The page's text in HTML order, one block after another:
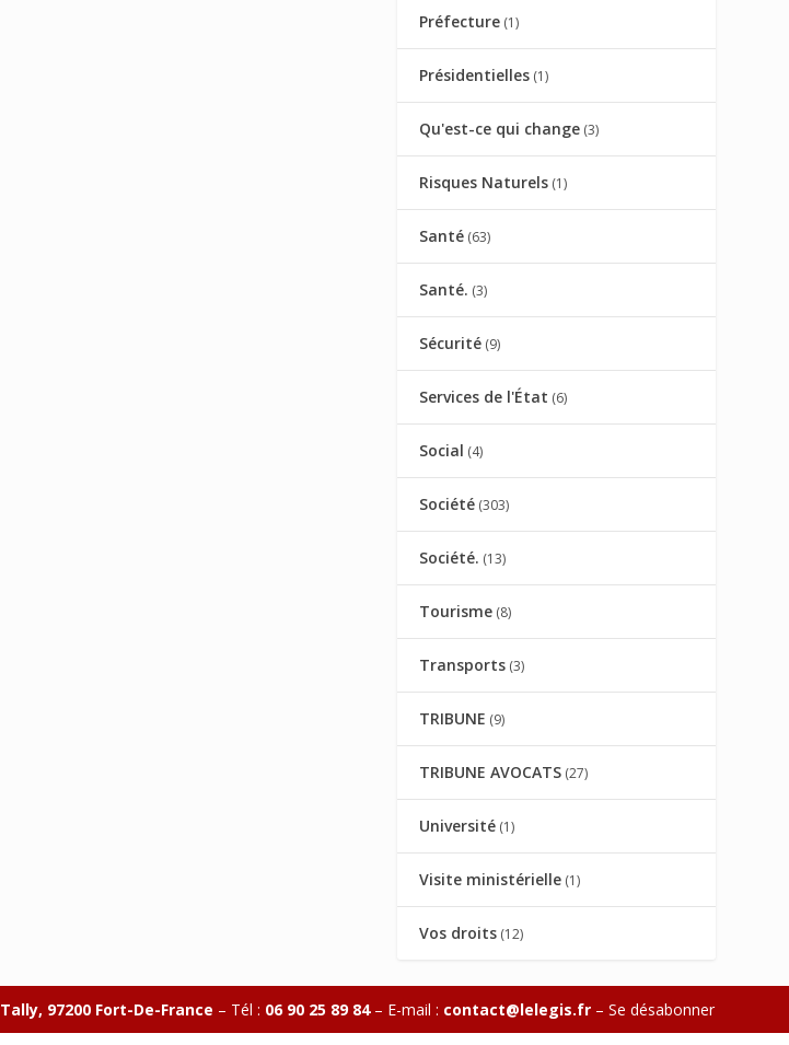
Préfecture (1)
Présidentielles (1)
Qu'est-ce qui change (3)
Risques Naturels (1)
Santé (63)
Santé. (3)
Sécurité (9)
Services de l'État (6)
Social (4)
Société (303)
Société. (13)
Tourisme (8)
Transports (3)
TRIBUNE (9)
TRIBUNE AVOCATS (27)
Université (1)
Visite ministérielle (1)
Vos droits (12)
Tally, 97200 Fort-De-France – Tél : 06 90 25 89 84– E-mail : contact@lelegis.fr– Se désabonner